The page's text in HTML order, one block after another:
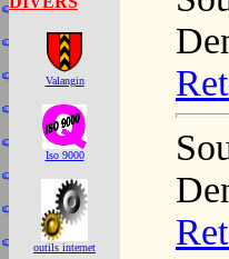
Valangin
Iso 9000
outils internet